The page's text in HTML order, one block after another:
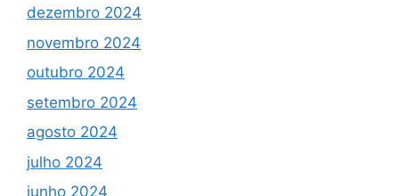
dezembro 2024
novembro 2024
outubro 2024
setembro 2024
agosto 2024
julho 2024
junho 2024